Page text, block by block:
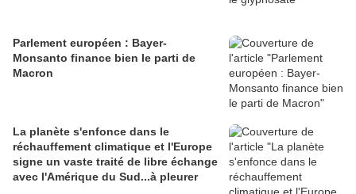
Parlement européen : Bayer-
Monsanto finance bien le parti de
Macron
La planète s'enfonce dans le
réchauffement climatique et l'Europe
signe un vaste traité de libre échange
avec l'Amérique du Sud...à pleurer